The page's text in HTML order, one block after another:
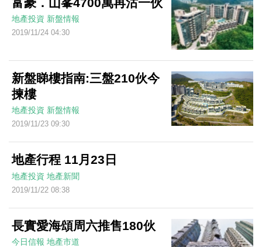
地產投資 新盤情報
2019/11/24 04:30
新盤睇樓指南:三盤210伙今
揀樓
地產投資 新盤情報
2019/11/23 09:30
地產行程 11月23日
地產投資 地產新聞
2019/11/22 08:38
長實愛海頌周六推售180伙
今日信報 地產市道